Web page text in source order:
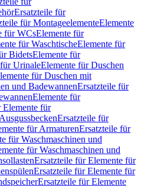
Ersatzteile für
für MontageelementeElemente
für WCsElemente für
für WaschtischeElemente für
BidetsElemente für
UrinaleElemente für Duschen
für Duschen mit
und BadewannenErsatzteile für
Elemente für
Elemente für
Ersatzteile für
für ArmaturenErsatzteile für
für Waschmaschinen und
für Waschmaschinen und
Ersatzteile für Elemente für
Ersatzteile für Elemente für
Ersatzteile für Elemente